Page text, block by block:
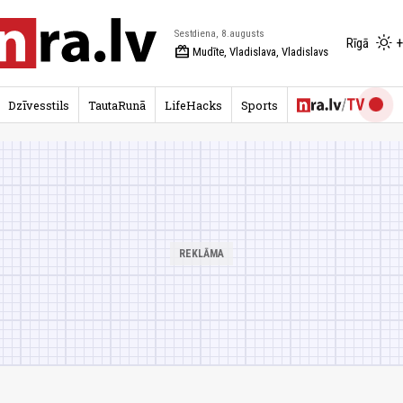
Sestdiena, 8.augusts
redeem Mudīte, Vladislava, Vladislavs
Rīgā
Dzīvesstils TautaRunā LifeHacks Sports